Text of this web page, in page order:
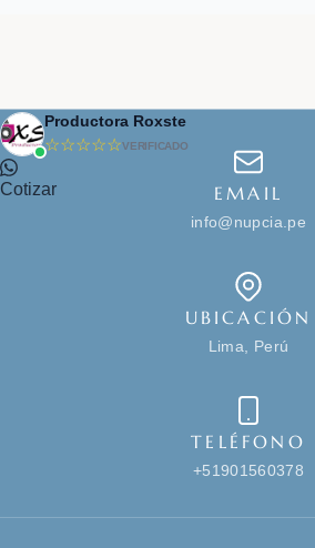
Productora Roxste
☆☆☆☆☆VERIFICADO
Cotizar EMAIL
info@nupcia.pe
UBICACIÓN
Lima, Perú
TELÉFONO
+51901560378